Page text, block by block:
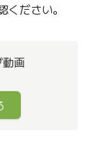
ださい。
画